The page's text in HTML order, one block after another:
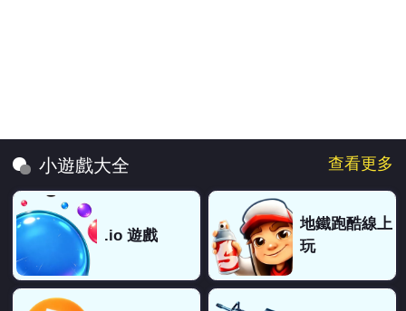
小遊戲大全 查看更多
.io 遊戲
地鐵跑酷線上
玩